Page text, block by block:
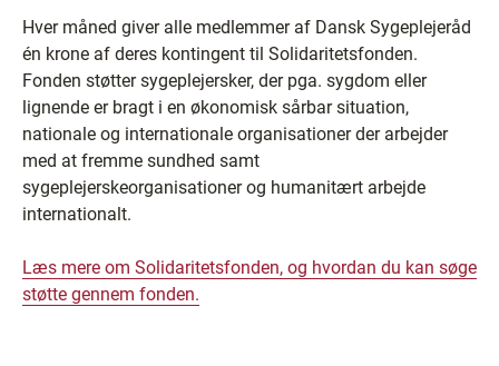
Hver måned giver alle medlemmer af Dansk Sygeplejeråd
én krone af deres kontingent til Solidaritetsfonden.
Fonden støtter sygeplejersker, der pga. sygdom eller
lignende er bragt i en økonomisk sårbar situation,
nationale og internationale organisationer der arbejder
med at fremme sundhed samt
sygeplejerskeorganisationer og humanitært arbejde
internationalt.
Læs mere om Solidaritetsfonden, og hvordan du kan søge
støtte gennem fonden.